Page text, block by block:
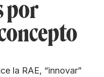
por
la RAE, “innovar”